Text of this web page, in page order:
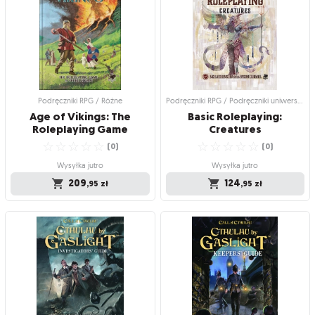
Twój przewodnik po kultach świata
RuneQuest
☆
☆
☆
☆
☆ (0)
Produkt niedostępny
109,95 zł
Bezsystemowy przewodnik po świecie
Gloranthy
☆
☆
☆
☆
☆ (0)
Produkt niedostępny
119,95 zł
Podręczniki RPG / Różne
Age of Vikings: The
Roleplaying Game
(0)
Wysyłka jutro
209,95 zł
Podręczniki RPG / Różne
Age of Vikings: The
Roleplaying Game
Wyrusz na epicką wyprawę!
☆
☆
☆
☆
☆ (0)
Wysyłka jutro
209,95 zł
Podręczniki RPG / Podręczniki uniwersalne
Basic Roleplaying:
Creatures
(0)
Wysyłka jutro
124,95 zł
Podręczniki RPG / Podręczniki
uniwersalne
Basic Roleplaying:
Creatures
Kompletny bestiariusz i narzędziownik
dla Mistrzów Gry – od realistycznych
zwierząt po mityczne kreatury
☆
☆
☆
☆
☆ (0)